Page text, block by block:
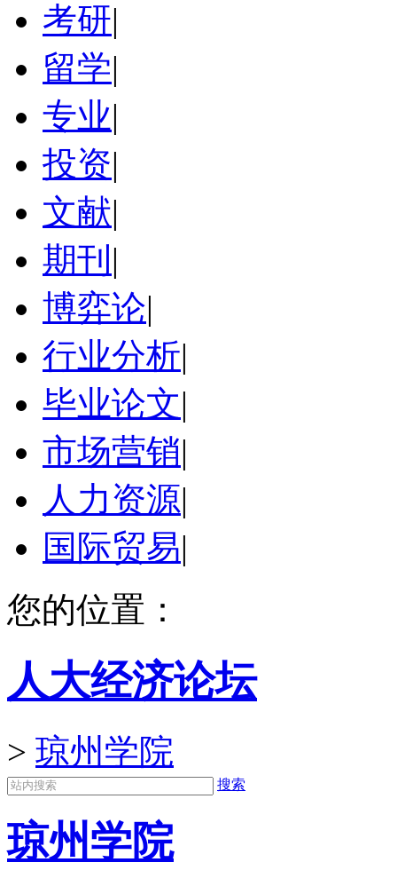
考研|
留学|
专业|
投资|
文献|
期刊 |
博弈论|
行业分析|
毕业论文|
市场营销|
人力资源|
国际贸易|
您的位置：
人大经济论坛
> 琼州学院
搜索
琼州学院